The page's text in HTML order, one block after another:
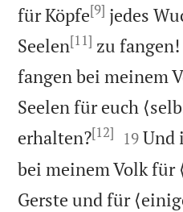
für Köpfe[9] jedes
Seelen[11] zu
fangen bei meinem
Seelen für euch
erhalten?[12] 

19 Und
bei meinem Volk für
Gerste und für